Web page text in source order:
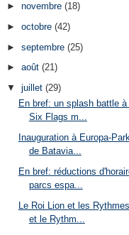
► novembre (18)
► octobre (42)
► septembre (25)
► août (21)
▼ juillet (29)
En bref: un splash battle à
Six Flags m...
Inauguration à Europa-
de Batavia...
En bref: réductions
parcs espa...
Le Roi Lion et les
et le Rythm...